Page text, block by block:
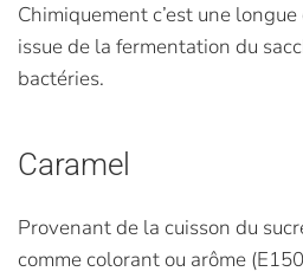
Chimiquement c’est une
issue de la fermentation du
bactéries.
Caramel
Provenant de la cuisson du
comme colorant ou arôme